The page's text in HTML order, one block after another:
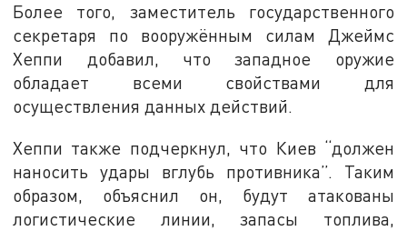
Более того, заместитель государственного
секретаря по вооружённым силам Джеймс
Хеппи добавил, что западное оружие
обладает всеми свойствами для
осуществления данных действий.
Хеппи также подчеркнул, что Киев “должен
наносить удары вглубь противника”. Таким
образом, объяснил он, будут атакованы
логистические линии, запасы топлива,